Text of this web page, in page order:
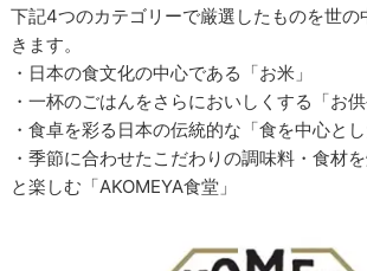
下記4つのカテゴリーで厳選したものを世の
きます。
・日本の食文化の中心である「お米」
・一杯のごはんをさらにおいしくする「お供
・食卓を彩る日本の伝統的な「食を中心とし
・季節に合わせたこだわりの調味料・食材
と楽しむ「AKOMEYA食堂」